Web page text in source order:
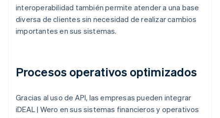
interoperabilidad también permite atender a una base
diversa de clientes sin necesidad de realizar cambios
importantes en sus sistemas.
Procesos operativos optimizados
Gracias al uso de API, las empresas pueden integrar
iDEAL | Wero en sus sistemas financieros y operativos